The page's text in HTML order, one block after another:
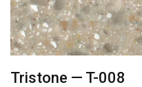
Tristone — T-008